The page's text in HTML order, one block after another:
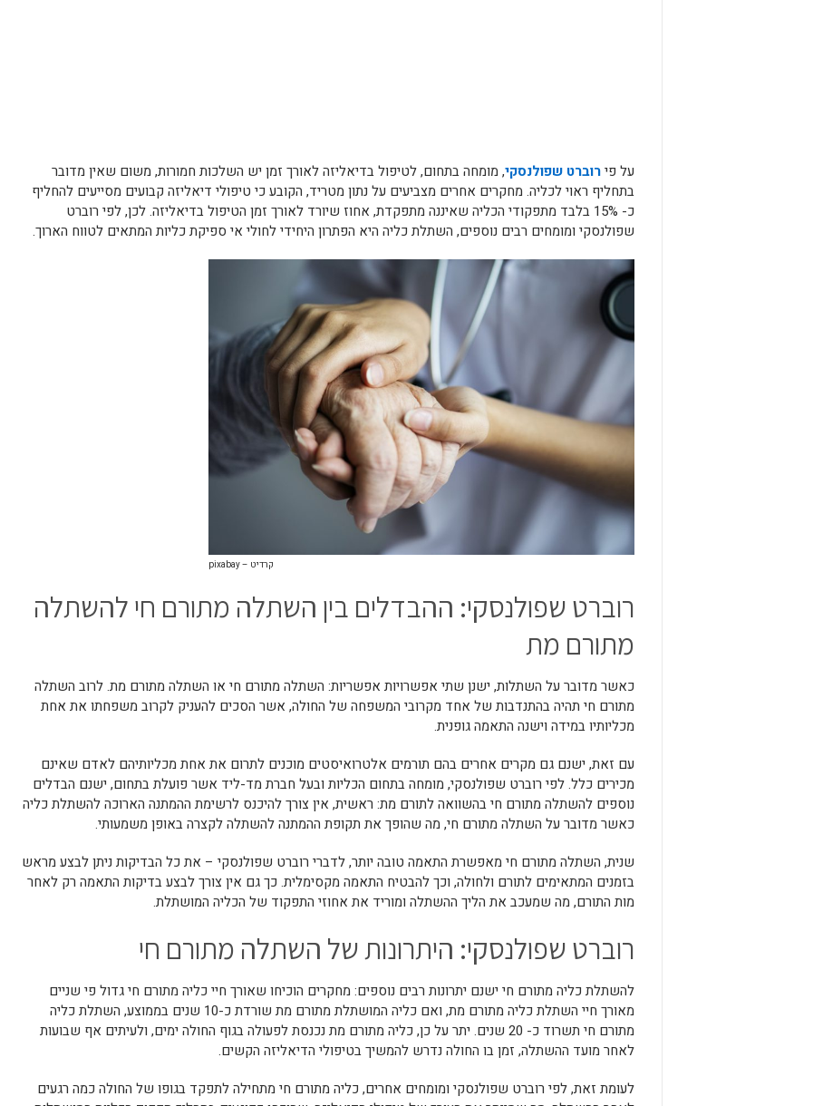
על פירוברט שפולנסקי, מומחה בתחום, לטיפול בדיאליזה לאורך זמן יש השלכות חמורות, משום שאין מדובר
בתחליף ראוי לכליה. מחקרים אחרים מצביעים על נתון מטריד, הקובע כי טיפולי דיאליזה קבועים מסייעים להחליף
כ- 15% בלבד מתפקודי הכליה שאיננה מתפקדת, אחוז שיורד לאורך זמן הטיפול בדיאליזה. לכן, לפי רוברט
שפולנסקי ומומחים רבים נוספים, השתלת כליה היא הפתרון היחידי לחולי אי ספיקת כליות המתאים לטווח הארוך.
קרדיט – pixabay
רוברט שפולנסקי: ההבדלים בין השתלה מתורם חי להשתלה
מתורם מת
כאשר מדובר על השתלות, ישנן שתי אפשרויות אפשריות: השתלה מתורם חי או השתלה מתורם מת. לרוב השתלה
מתורם חי תהיה בהתנדבות של אחד מקרובי המשפחה של החולה, אשר הסכים להעניק לקרוב משפחתו את אחת
מכליותיו במידה וישנה התאמה גופנית.
עם זאת, ישנם גם מקרים אחרים בהם תורמים אלטרואיסטים מוכנים לתרום את אחת מכליותיהם לאדם שאינם
מכירים כלל. לפי רוברט שפולנסקי, מומחה בתחום הכליות ובעל חברת מד-ליד אשר פועלת בתחום, ישנם הבדלים
נוספים להשתלה מתורם חי בהשוואה לתורם מת: ראשית, אין צורך להיכנס לרשימת ההמתנה הארוכה להשתלת כליה
כאשר מדובר על השתלה מתורם חי, מה שהופך את תקופת ההמתנה להשתלה לקצרה באופן משמעותי.
שנית, השתלה מתורם חי מאפשרת התאמה טובה יותר, לדברי רוברט שפולנסקי – את כל הבדיקות ניתן לבצע מראש
בזמנים המתאימים לתורם ולחולה, וכך להבטיח התאמה מקסימלית. כך גם אין צורך לבצע בדיקות התאמה רק לאחר
מות התורם, מה שמעכב את הליך ההשתלה ומוריד את אחוזי התפקוד של הכליה המושתלת.
רוברט שפולנסקי: היתרונות של השתלה מתורם חי
להשתלת כליה מתורם חי ישנם יתרונות רבים נוספים: מחקרים הוכיחו שאורך חיי כליה מתורם חי גדול פי שניים
מאורך חיי השתלת כליה מתורם מת, ואם כליה המושתלת מתורם מת שורדת כ-10 שנים בממוצע, השתלת כליה
מתורם חי תשרוד כ- 20 שנים. יתר על כן, כליה מתורם מת נכנסת לפעולה בגוף החולה ימים, ולעיתים אף שבועות
לאחר מועד ההשתלה, זמן בו החולה נדרש להמשיך בטיפולי הדיאליזה הקשים.
לעומת זאת, לפי רוברט שפולנסקי ומומחים אחרים, כליה מתורם חי מתחילה לתפקד בגופו של החולה כמה רגעים